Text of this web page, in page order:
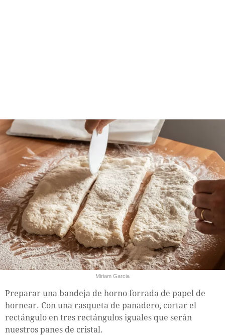
Miriam Garcia
Preparar una bandeja de horno forrada de papel de
hornear. Con una rasqueta de panadero, cortar el
rectángulo en tres rectángulos iguales que serán
nuestros panes de cristal.